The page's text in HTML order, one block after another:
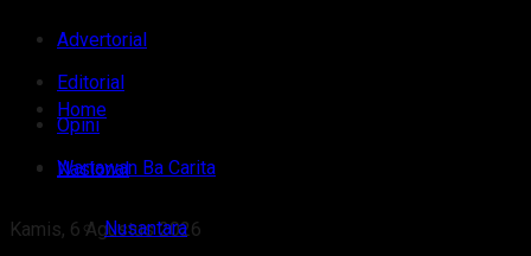
Advertorial
Editorial
Opini
Wartawan Ba Carita
Kamis, 6 Agustus 2026
Home
Nasional
Nusantara